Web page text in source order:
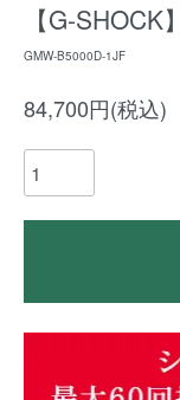
【G-
GMW-B5000D-1JF
84,700円(税込)